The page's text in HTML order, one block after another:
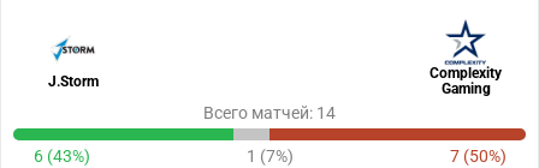
J.Storm
Complexity
Gaming
Всего матчей: 14
6 (43%) 1 (7%) 7 (50%)